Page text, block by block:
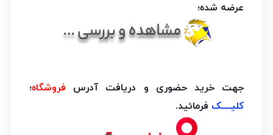
عرضه شده؛
جهت خرید حضوری و دریافت آدرس فروشگاه؛
کلیــــک فرمائید.